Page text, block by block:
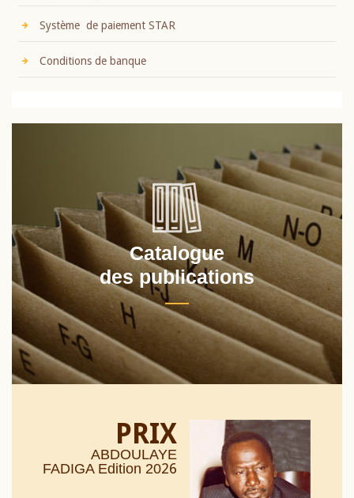
Système de paiement STAR
Conditions de banque
Catalogue
des publications
PRIX
ABDOULAYE
FADIGA Edition 2026